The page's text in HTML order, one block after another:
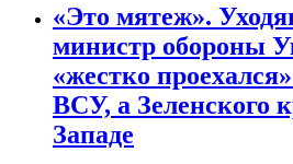
«Это мятеж».
министр обороны
«жестко
ВСУ, а Зеленского
Западе